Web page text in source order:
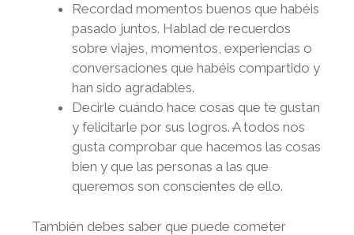
Recordad momentos buenos que habéis
pasado juntos. Hablad de recuerdos
sobre viajes, momentos, experiencias o
conversaciones que habéis compartido y
han sido agradables.
Decirle cuándo hace cosas que te gustan
y felicitarle por sus logros. Atodos nos
gusta comprobar que hacemos las cosas
bien y que las personas a las que
queremos son conscientes de ello.
También debes saber que puede cometer